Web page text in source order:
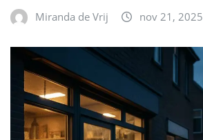
Miranda de Vrij nov 21, 2025